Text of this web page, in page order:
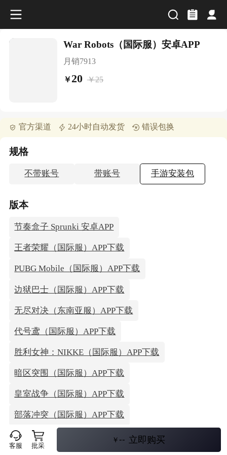
War Robots（国际服）安卓APP
月销7913
￥20 ￥25
官方渠道 24小时自动发货 错误包换
规格
不带账号 带账号 手游安装包
版本
节奏盒子 Sprunki 安卓APP
王者荣耀（国际服）APP下载
PUBG Mobile（国际服）APP下载
边狱巴士（国际服）APP下载
无尽对决（东南亚服）APP下载
代号鸢（国际服）APP下载
胜利女神：NIKKE（国际服）APP下载
暗区突围（国际服）APP下载
皇室战争（国际服）APP下载
部落冲突（国际服）APP下载
荒野乱斗（国际服）APP下载
客服 批采
￥ -- 立即购买